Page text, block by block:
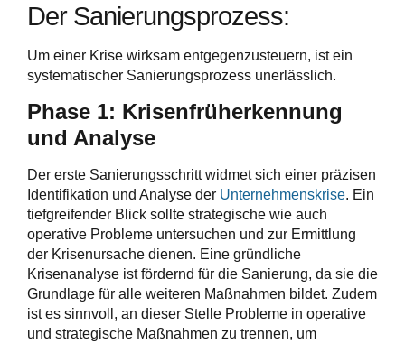
Der Sanierungsprozess:
Um einer Krise wirksam entgegenzusteuern, ist ein
systematischer Sanierungsprozess unerlässlich.
Phase 1: Krisenfrüherkennung
und Analyse
Der erste Sanierungsschritt widmet sich einer präzisen
Identifikation und Analyse der Unternehmenskrise. Ein
tiefgreifender Blick sollte strategische wie auch
operative Probleme untersuchen und zur Ermittlung
der Krisenursache dienen. Eine gründliche
Krisenanalyse ist fördernd für die Sanierung, da sie die
Grundlage für alle weiteren Maßnahmen bildet. Zudem
ist es sinnvoll, an dieser Stelle Probleme in operative
und strategische Maßnahmen zu trennen, um